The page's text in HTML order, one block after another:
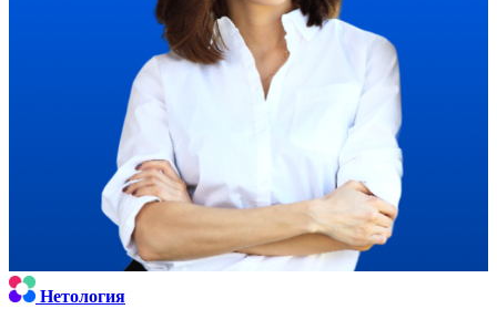
Нетология